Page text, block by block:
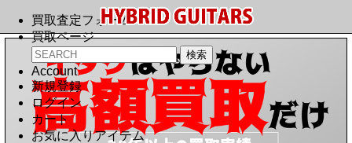
買取査定フォーム
買取ページ
Account
新規登録
ログイン
カート
お気に入りアイテム